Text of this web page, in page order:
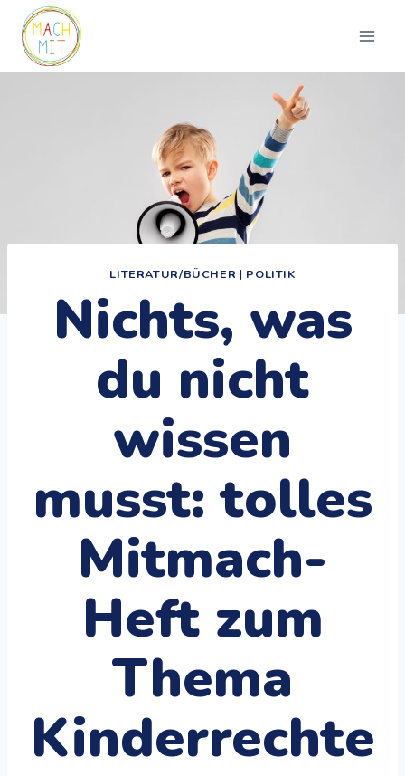
Zum
Inhalt
springen
LITERATUR/BÜCHER | POLITIK
Nichts, was
du nicht
wissen
musst: tolles
Mitmach-
Heft zum
Thema
Kinderrechte